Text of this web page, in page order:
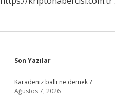
Sidebar
Son Yazılar
Karadeniz balli ne demek ?
Ağustos 7, 2026